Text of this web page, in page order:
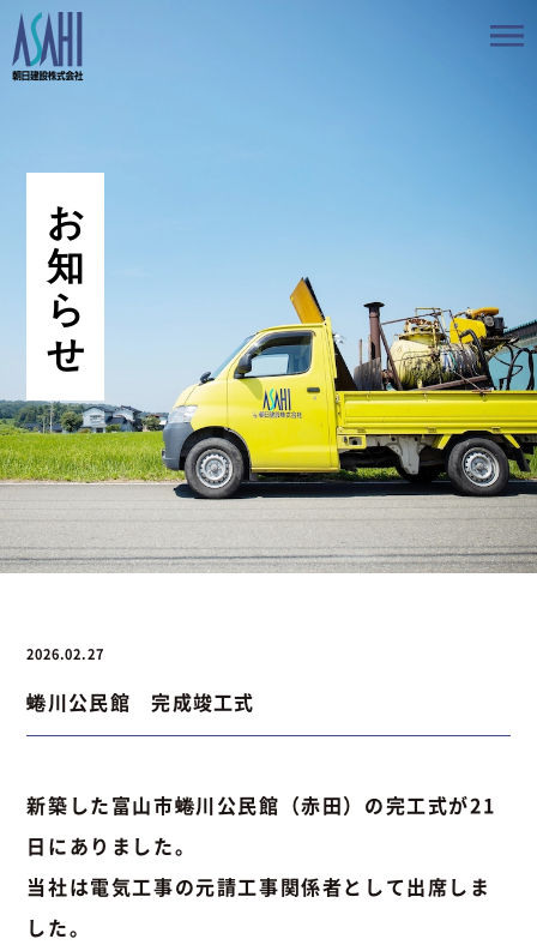
事業案内
会社情報
採用情報
お知らせ
BLOG
お問い合わせ
お問い合わせ 076-441-3201
2026.02.27
蜷川公民館 完成竣工式
新築した富山市蜷川公民館（赤田）の完工式が21
日にありました。
当社は電気工事の元請工事関係者として出席しま
した。